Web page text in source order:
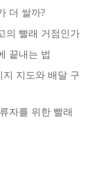
더 쌀까?
의 빨래 거점인가
끝내는 법
지도와 배달 구
자를 위한 빨래